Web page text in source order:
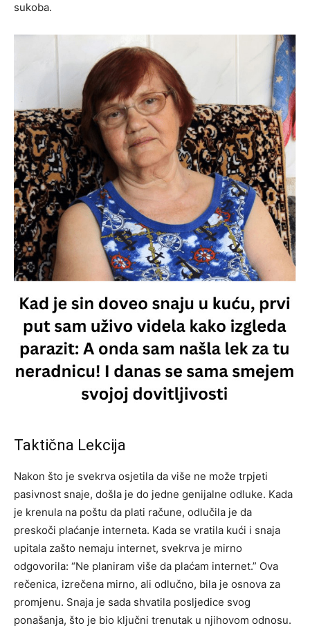
sukoba.
Taktična Lekcija
Nakon što je svekrva osjetila da više ne može trpjeti
pasivnost snaje, došla je do jedne genijalne odluke. Kada
je krenula na poštu da plati račune, odlučila je da
preskoči plaćanje interneta. Kada se vratila kući i snaja
upitala zašto nemaju internet, svekrva je mirno
odgovorila: “Ne planiram više da plaćam internet.” Ova
rečenica, izrečena mirno, ali odlučno, bila je osnova za
promjenu. Snaja je sada shvatila posljedice svog
ponašanja, što je bio ključni trenutak u njihovom odnosu.